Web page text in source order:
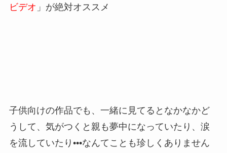
ビデオ 」が絶対オススメ
子供向けの作品でも、一緒に見てるとなかなかど
うして、気がつくと親も夢中になっていたり、涙
を流していたり•••なんてことも珍しくありません